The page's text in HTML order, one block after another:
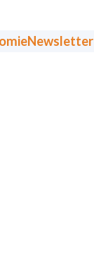
Newsletter